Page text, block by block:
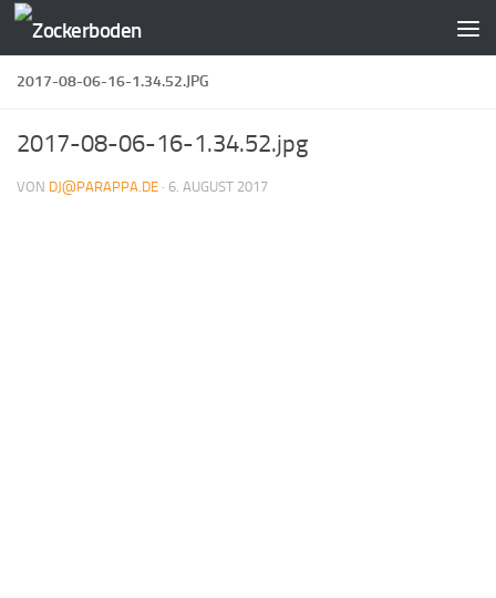
Zum Inhalt springen
2017-08-06-16-1.34.52.JPG
2017-08-06-16-1.34.52.jpg
VON DJ@PARAPPA.DE · 6. AUGUST 2017